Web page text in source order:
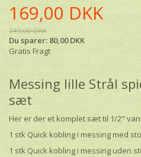
169,00 DKK
249,00 DKK
Du sparer: 80,00 DKK
Gratis Fragt
Messing lille Strål
sæt
Her er der et komplet sæt til 1/2"
1 stk Quick kobling i messing med
1 stk Quick kobling i messing uden